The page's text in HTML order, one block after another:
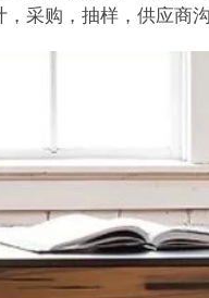
采购，抽样，供应商